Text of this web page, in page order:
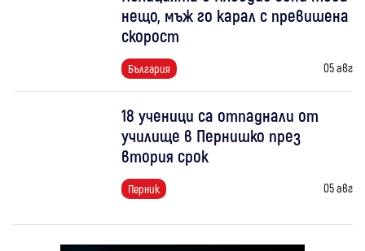
нещо, мъж го карал с превишена
скорост
България 05 авг
18 ученици са отпаднали от
училище в Пернишко през
втория срок
Перник 05 авг